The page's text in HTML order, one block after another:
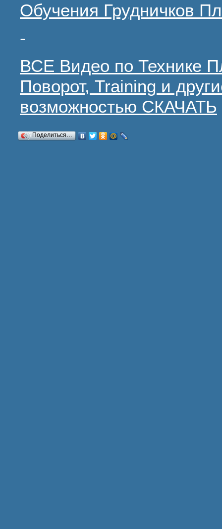
Обучения Грудничков
-
ВСЕ Видео по Технике
Поворот, Training и
возможностью СКАЧАТЬ
Поделиться…